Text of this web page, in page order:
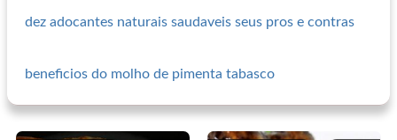
dez adocantes naturais saudaveis seus pros e contras
beneficios do molho de pimenta tabasco